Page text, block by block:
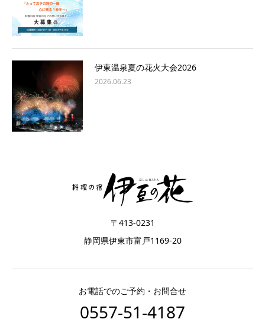
伊東温泉夏の花火大会2026
2026.06.23
〒413-0231
静岡県伊東市富戸1169-20
お電話でのご予約・お問合せ
0557-51-4187